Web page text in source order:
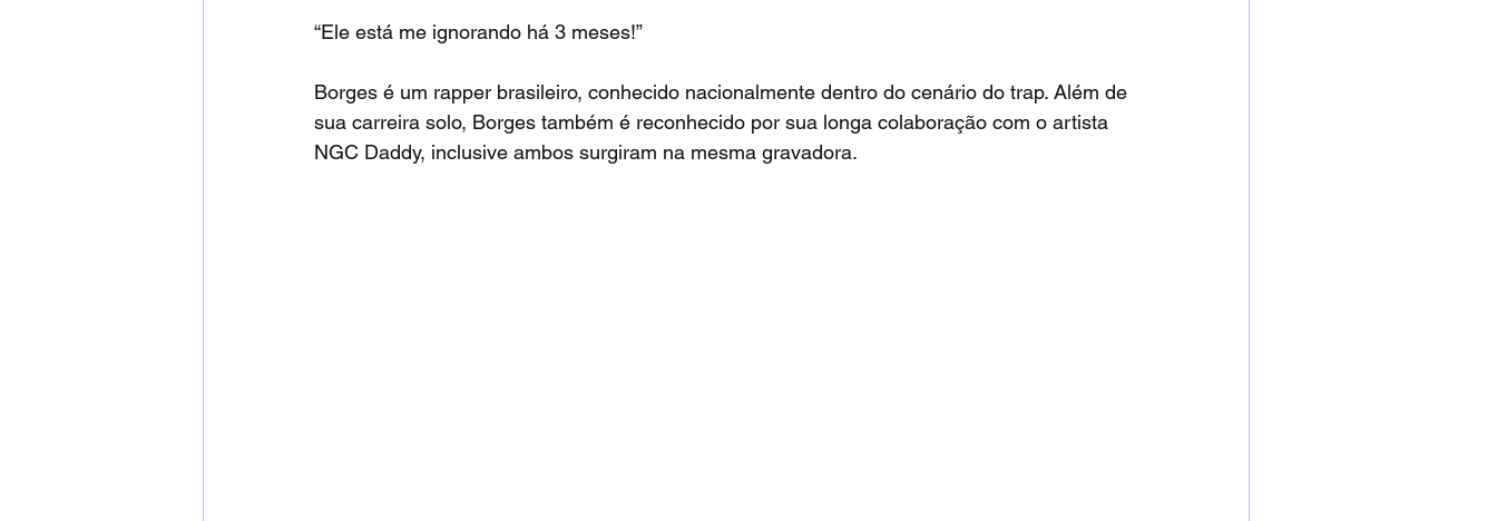
“Ele está me ignorando há 3 meses!”
Borges é um rapper brasileiro, conhecido nacionalmente dentro do cenário do trap. Além de
sua carreira solo, Borges também é reconhecido por sua longa colaboração com o artista
NGC Daddy, inclusive ambos surgiram na mesma gravadora.